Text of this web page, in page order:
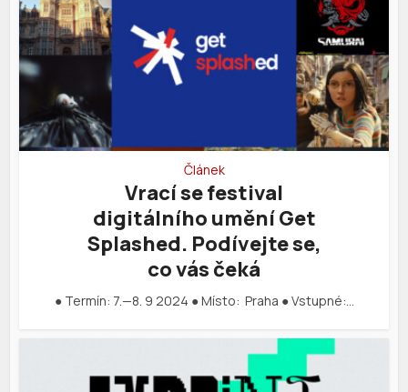
Článek
Vrací se festival
digitálního umění Get
Splashed. Podívejte se,
co vás čeká
● Termín: 7.—8. 9 2024 ● Místo: Praha ● Vstupné:…